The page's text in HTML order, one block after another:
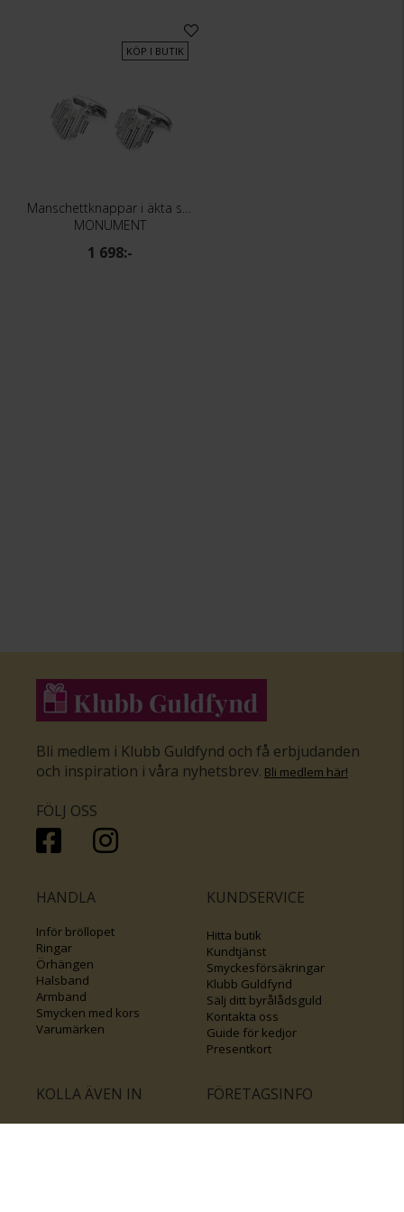
KÖP I BUTIK
MONUMENT
1 698:-
Bli medlem i Klubb Guldfynd och få erbjudanden
och inspiration i våra nyhetsbrev. Bli medlem här!
FÖLJ OSS
HANDLA
Inför bröllopet
Ringar
Örhängen
Halsband
Armband
Smycken med kors
Varumärken
KUNDSERVICE
Hitta butik
Kundtjänst
Smyckesförsäkringar
Klubb Guldfynd
Sälj ditt byrålådsguld
Kontakta oss
Guide för kedjor
Presentkort
KOLLA ÄVEN IN FÖRETAGSINFO
Om Guldfynd